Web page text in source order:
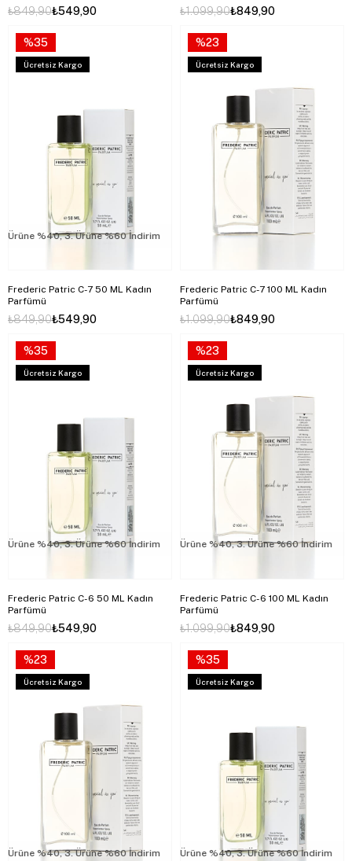
₺549,90
₺849,90 ₺849,90
₺1.099,90
Frederic Patric C-7 50 ML Kadın
Parfümü
₺549,90
₺849,90
%40, 3. Ürüne %60 İndirim 2. Ürüne %40, 3. Ürüne %60 İndirim
%35
Ücretsiz Kargo
Frederic Patric C-7 100 ML Kadın
Parfümü
₺849,90
₺1.099,90
%23
Ücretsiz Kargo
Frederic Patric C-6 50 ML Kadın
Parfümü
₺549,90
₺849,90
%40, 3. Ürüne %60 İndirim 2. Ürüne %40, 3. Ürüne %60 İndirim
%35
Ücretsiz Kargo
Frederic Patric C-6 100 ML Kadın
Parfümü
₺849,90
₺1.099,90
2. Ürüne %40, 3. Ürüne %60 İndirim
%23
Ücretsiz Kargo
%40, 3. Ürüne %60 İndirim 2. Ürüne %40, 3. Ürüne %60 İndirim
%23
Ücretsiz Kargo
2. Ürüne %40, 3. Ürüne %60 İndirim
%35
Ücretsiz Kargo